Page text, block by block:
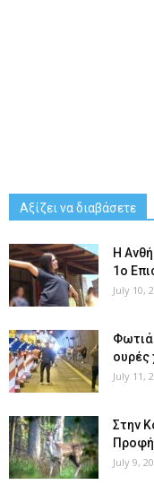
Αξίζει να διαβάσετε
Η
1ο
July 10,
Φωτιά
ουρές
July 11,
Στην
July 9,